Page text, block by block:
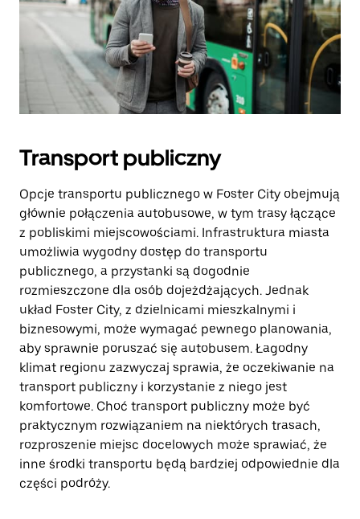
Transport publiczny
Opcje transportu publicznego w Foster City obejmują
głównie połączenia autobusowe, w tym trasy łączące
z pobliskimi miejscowościami. Infrastruktura miasta
umożliwia wygodny dostęp do transportu
publicznego, a przystanki są dogodnie
rozmieszczone dla osób dojeżdżających. Jednak
układ Foster City, z dzielnicami mieszkalnymi i
biznesowymi, może wymagać pewnego planowania,
aby sprawnie poruszać się autobusem. Łagodny
klimat regionu zazwyczaj sprawia, że oczekiwanie na
transport publiczny i korzystanie z niego jest
komfortowe. Choć transport publiczny może być
praktycznym rozwiązaniem na niektórych trasach,
rozproszenie miejsc docelowych może sprawiać, że
inne środki transportu będą bardziej odpowiednie dla
części podróży.